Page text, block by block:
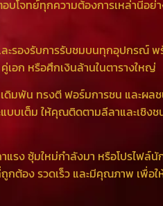
อบโจทย์ทุกความต้องการเหล่านี้อ
ะรองรับการรับชมบนทุกอุปกรณ์
อก หรือศึกเงินล้านในตารางใหญ่
มพัน ทรงตี ฟอร์มการชน และผล
บบเต็ม ให้คุณติดตามลีลาและเชิงช
รง ซุ้มใหม่กำลังมา หรือโปรไฟล์นั
กต้อง รวดเร็ว และมีคุณภาพ เพื่อ